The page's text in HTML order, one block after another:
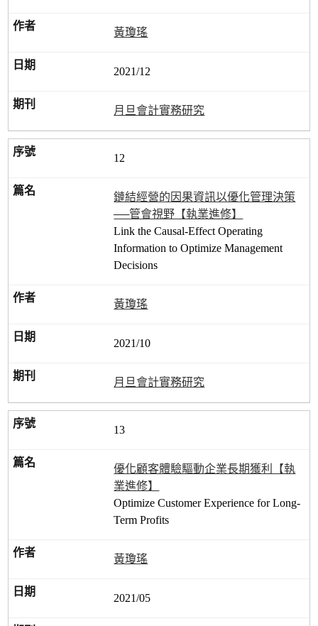
黃瓊瑤
2021/12
月旦會計實務研究
12
鏈結經營的因果資訊以優化管理決策
──管會視野【執業進修】
Link the Causal-Effect Operating
Information to Optimize Management
Decisions
黃瓊瑤
2021/10
月旦會計實務研究
13
優化顧客體驗驅動企業長期獲利【執
業進修】
Optimize Customer Experience for Long-
Term Profits
黃瓊瑤
2021/05